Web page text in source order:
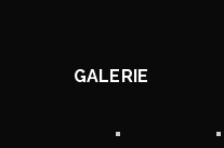
GALERIE